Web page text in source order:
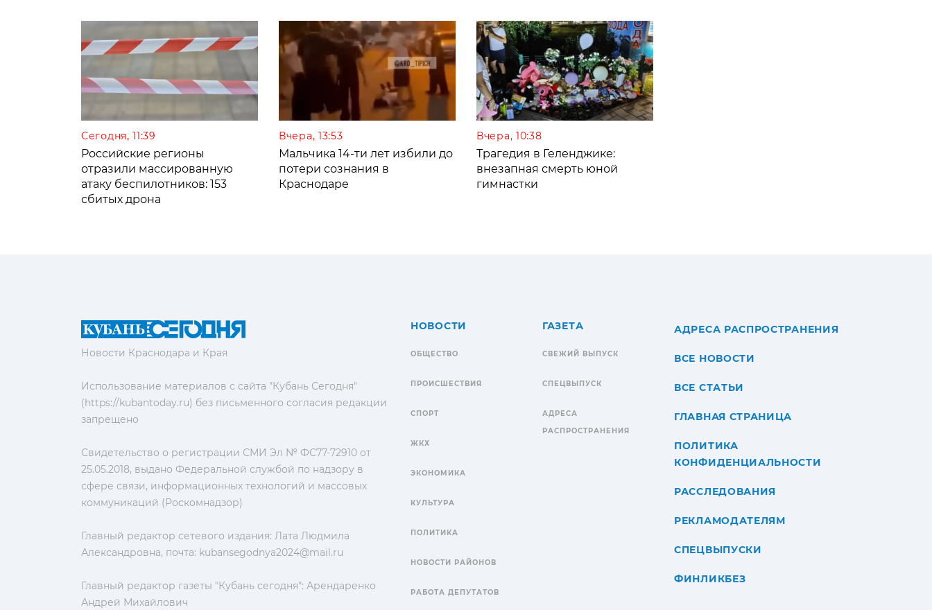
Сегодня, 11:39
Российские регионы
отразили массированную
атаку беспилотников: 153
сбитых дрона
Вчера, 13:53
Мальчика 14-ти лет избили до
потери сознания в
Краснодаре
Вчера, 10:38
Трагедия в Геленджике:
внезапная смерть юной
гимнастки
Новости Краснодара и Края
Использование материалов с сайта "Кубань Сегодня"
(https://kubantoday.ru) без письменного согласия редакции
запрещено
Свидетельство о регистрации СМИ Эл № ФС77-72910 от
25.05.2018, выдано Федеральной службой по надзору в
сфере связи, информационных технологий и массовых
коммуникаций (Роскомнадзор)
Главный редактор сетевого издания: Лата Людмила
Александровна, почта: kubansegodnya2024@mail.ru
Главный редактор газеты "Кубань сегодня": Арендаренко
Андрей Михайлович
НОВОСТИ
ОБЩЕСТВО
ПРОИСШЕСТВИЯ
СПОРТ
ЖКХ
ЭКОНОМИКА
КУЛЬТУРА
ПОЛИТИКА
НОВОСТИ РАЙОНОВ
РАБОТА ДЕПУТАТОВ
ГАЗЕТА
СВЕЖИЙ ВЫПУСК
СПЕЦВЫПУСК
АДРЕСА
РАСПРОСТРАНЕНИЯ
АДРЕСА РАСПРОСТРАНЕНИЯ
ВСЕ НОВОСТИ
ВСЕ СТАТЬИ
ГЛАВНАЯ СТРАНИЦА
ПОЛИТИКА
КОНФИДЕНЦИАЛЬНОСТИ
РАССЛЕДОВАНИЯ
РЕКЛАМОДАТЕЛЯМ
СПЕЦВЫПУСКИ
ФИНЛИКБЕЗ